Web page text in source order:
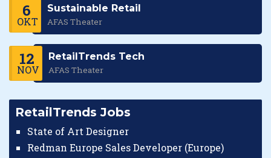
6
OKT
Sustainable Retail
AFAS Theater
12
NOV
RetailTrends Tech
AFAS Theater
RetailTrends Jobs
State of Art Designer
Redman Europe Sales Developer (Europe)